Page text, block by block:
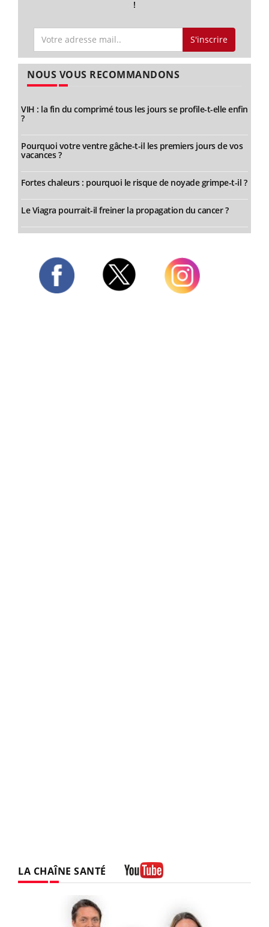
!
S'inscrire
NOUS VOUS RECOMMANDONS
VIH : la fin du comprimé tous les jours se profile-t-elle enfin
?
Pourquoi votre ventre gâche-t-il les premiers jours de vos
vacances ?
Fortes chaleurs : pourquoi le risque de noyade grimpe-t-il ?
Le Viagra pourrait-il freiner la propagation du cancer ?
LA CHAÎNE SANTÉ